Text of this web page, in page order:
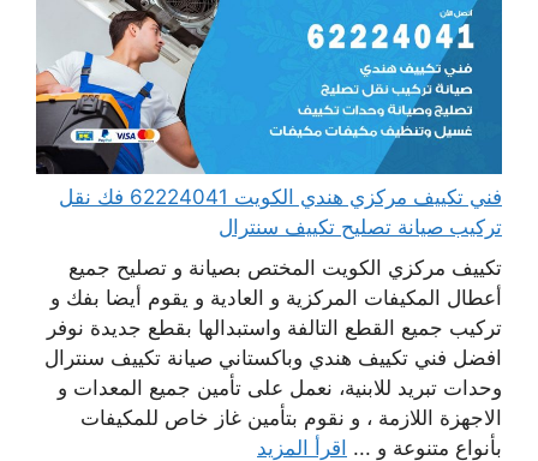
فني تكييف مركزي هندي الكويت 62224041 فك نقل
تركيب صيانة تصليح تكييف سنترال
تكييف مركزي الكويت المختص بصيانة و تصليح جميع
أعطال المكيفات المركزية و العادية و يقوم أيضا بفك و
تركيب جميع القطع التالفة واستبدالها بقطع جديدة نوفر
افضل فني تكييف هندي وباكستاني صيانة تكييف سنترال
وحدات تبريد للابنية، نعمل على تأمين جميع المعدات و
الاجهزة اللازمة ، و نقوم بتأمين غاز خاص للمكيفات
بأنواع متنوعة و ... اقرأ المزيد